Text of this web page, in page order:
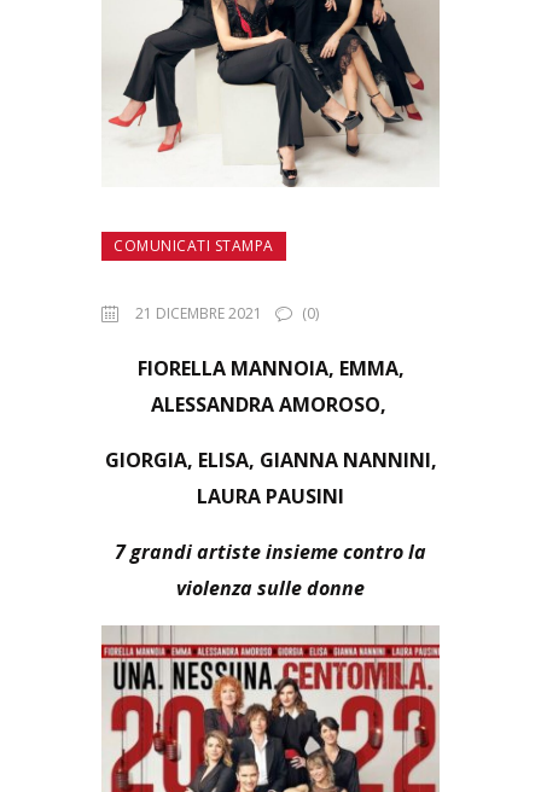
COMUNICATI STAMPA
21 DICEMBRE 2021 (0)
FIORELLA MANNOIA, EMMA,
ALESSANDRA AMOROSO,
GIORGIA, ELISA, GIANNA NANNINI,
LAURA PAUSINI
7 grandi artiste insieme contro la
violenza sulle donne